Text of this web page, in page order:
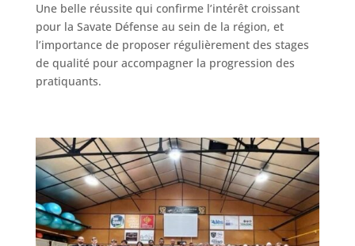
Une belle réussite qui confirme l’intérêt croissant
pour la Savate Défense au sein de la région, et
l’importance de proposer régulièrement des stages
de qualité pour accompagner la progression des
pratiquants.